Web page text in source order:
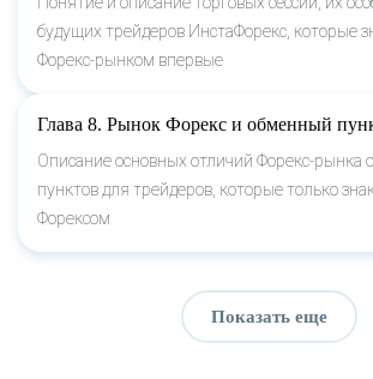
будущих трейдеров ИнстаФорекс, которые
Форекс-рынком впервые
Глава 8. Рынок Форекс и обменный
Описание основных отличий Форекс-рынка
пунктов для трейдеров, которые только
Форексом
Показать еще